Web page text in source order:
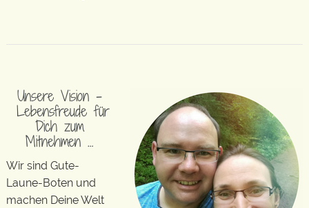
Unsere Vision –
Lebensfreude für
Dich zum
Mitnehmen …
Wir sind Gute-
Laune-Boten und
machen Deine Welt